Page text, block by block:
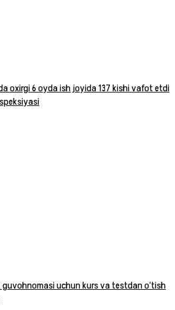
oxirgi 6 oyda ish joyida 137 kishi vafot etdi
guvohnomasi uchun kurs va testdan o‘tish